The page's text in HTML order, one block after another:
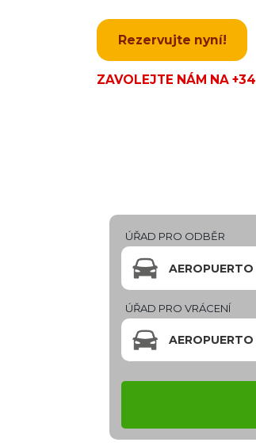
Rezervujte nyní!
ZAVOLEJTE NÁM NA
ÚŘAD PRO ODBĚR
AEROPUERTO
ÚŘAD PRO VRÁCENÍ
AEROPUERTO